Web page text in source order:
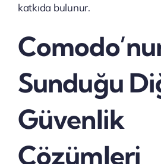
katkıda bulunur.
Sunduğu
Güvenlik
Çözümleri